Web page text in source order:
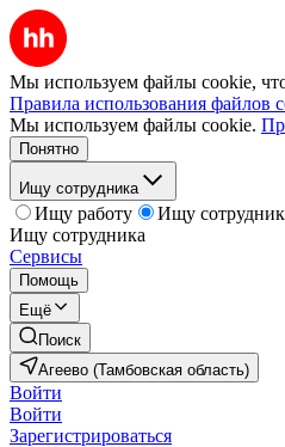
Мы используем файлы cookie,
Правила использования файлов
Мы используем файлы cookie.
Понятно
Ищу сотрудника
Ищу работу
Ищу
Ищу сотрудника
Сервисы
Помощь
Ещё
Поиск
Агеево (Тамбовская область)
Войти
Войти
Зарегистрироваться